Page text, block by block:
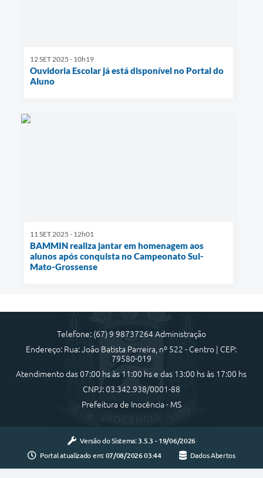
12 SET 2025 - 10h19
Ouvidoria Escolar já está disponível no Portal do
Aluno
11 SET 2025 - 12h01
BAMMIN realiza jantar em homenagem aos
alunos após conquista no Campeonato Sul-
Mato-Grossense
Telefone: (67) 9 98737264 Administração
Endereço: Rua: João Batista Parreira, nº 522 - Centro | CEP:
79580-019
Atendimento das 07:00 hs às 11:00 hs e das 13:00 hs às 17:00 hs
CNPJ: 03.342.938/0001-88
Prefeitura de Inocência - MS
Versão do Sistema: 3.5.3 - 19/06/2026
Portal atualizado em: 07/08/2026 03:44 Dados Abertos